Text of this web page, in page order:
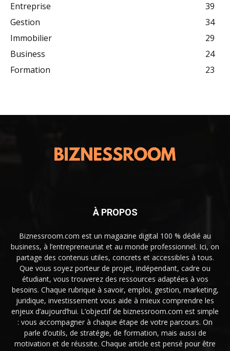
Entreprise
39
Gestion
34
Immobilier
29
Business
24
Formation
23
À PROPOS
Biznessroom.com est un magazine digital 100 % dédié au
business, à l’entrepreneuriat et au monde professionnel. Ici, on
partage des contenus utiles, concrets et accessibles à tous.
Que vous soyez porteur de projet, indépendant, cadre ou
étudiant, vous trouverez des ressources adaptées à vos
besoins. Chaque rubrique à savoir, emploi, gestion, marketing,
juridique, investissement vous aide à mieux comprendre les
enjeux d’aujourd’hui. L’objectif de biznessroom.com est simple
: vous accompagner à chaque étape de votre parcours. On
parle d’outils, de stratégie, de formation, mais aussi de
motivation et de réussite. Chaque article est pensé pour être